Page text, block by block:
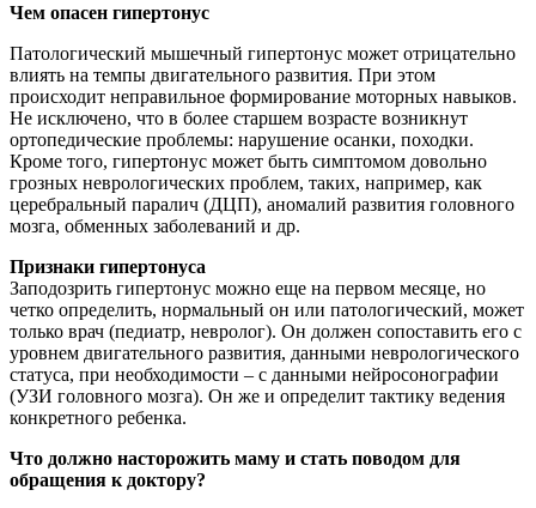
Чем опасен гипертонус
Патологический мышечный гипертонус может отрицательно
влиять на темпы двигательного развития. При этом
происходит неправильное формирование моторных навыков.
Не исключено, что в более старшем возрасте возникнут
ортопедические проблемы: нарушение осанки, походки.
Кроме того, гипертонус может быть симптомом довольно
грозных неврологических проблем, таких, например, как
церебральный паралич (ДЦП), аномалий развития головного
мозга, обменных заболеваний и др.
Признаки гипертонуса
Заподозрить гипертонус можно еще на первом месяце, но
четко определить, нормальный он или патологический, может
только врач (педиатр, невролог). Он должен сопоставить его с
уровнем двигательного развития, данными неврологического
статуса, при необходимости – с данными нейросонографии
(УЗИ головного мозга). Он же и определит тактику ведения
конкретного ребенка.
Что должно насторожить маму и стать поводом для
обращения к доктору?